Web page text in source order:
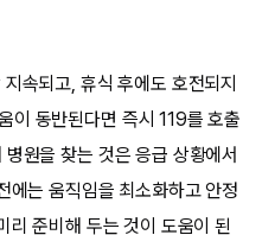
속되고, 휴식 후에도 호전되지
이 동반된다면 즉시 119를 호출
원을 찾는 것은 응급 상황에서
에는 움직임을 최소화하고 안정
리 준비해 두는 것이 도움이 된